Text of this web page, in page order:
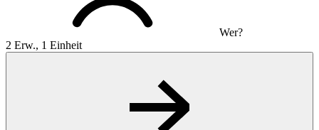
Wer?
2 Erw., 1 Einheit